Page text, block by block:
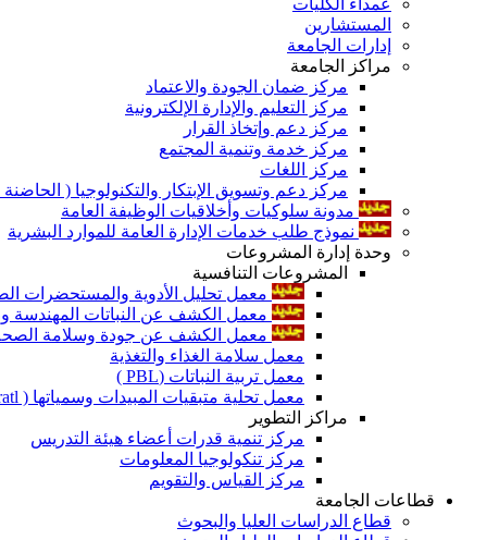
المستشارين
إدارات الجامعة
مراكز الجامعة
مركز ضمان الجودة والاعتماد
مركز التعليم والإدارة الإلكترونية
مركز دعم وإتخاذ القرار
مركز خدمة وتنمية المجتمع
مركز اللغات
مركز دعم وتسويق الإبتكار والتكنولوجيا ( الحاضنة
مدونة سلوكيات وأخلاقيات الوظيفة العامة
نموذج طلب خدمات الإدارة العامة للموارد البشرية
وحدة إدارة المشروعات
المشروعات التنافسية
معمل تحليل الأدوية والمستحضرات
معمل الكشف عن النباتات المهندسة
معمل الكشف عن جودة وسلامة الصحة
معمل سلامة الغذاء والتغذية
معمل تربية النباتات (PBL )
معمل تحلية متبقيات المبيدات وسمياتها ( Pratl )
مراكز التطوير
مركز تنمية قدرات أعضاء هيئة التدريس
مركز تنكولوجيا المعلومات
مركز القياس والتقويم
قطاعات الجامعة
قطاع الدراسات العليا والبحوث